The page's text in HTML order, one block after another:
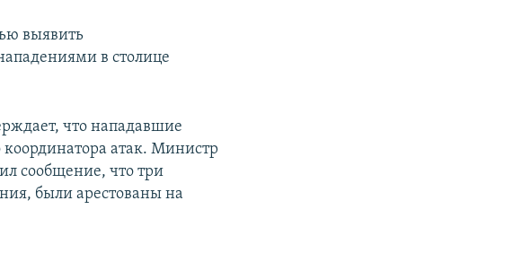
выявить
в столице
что нападавшие
координатора атак. Министр
сообщение, что три
были арестованы на